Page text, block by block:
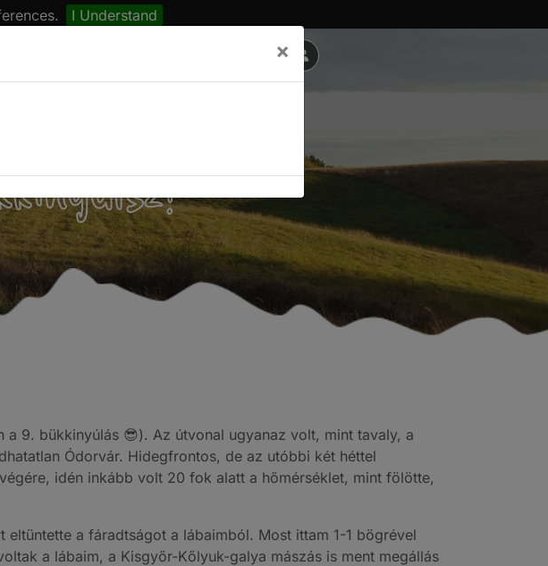
I Understand
9. bükkinyúlás 😎). Az útvonal ugyanaz volt, mint tavaly, a
Ódorvár. Hidegfrontos, de az utóbbi két héttel
idén inkább volt 20 fok alatt a hőmérséklet, mint fölötte,
a fáradtságot a lábaimból. Most ittam 1-1 bögrével
a lábaim, a Kisgyőr-Kőlyuk-galya mászás is ment megállás
×